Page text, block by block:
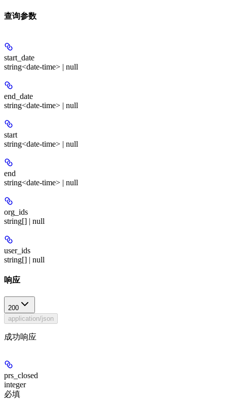
查询参数
start_date
string<date-time> | null
end_date
string<date-time> | null
start
string<date-time> | null
end
string<date-time> | null
org_ids
string[] | null
user_ids
string[] | null
响应
200
application/json
成功响应
prs_closed
integer
必填